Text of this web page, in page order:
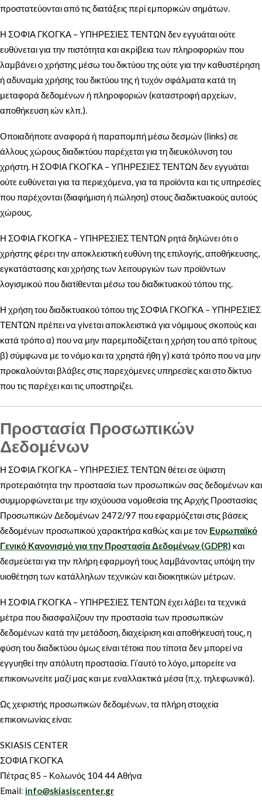
προστατεύονται από τις διατάξεις περί εμπορικών σημάτων.
Η ΣΟΦΙΑ ΓΚΟΓΚΑ – ΥΠΗΡΕΣΙΕΣ ΤΕΝΤΩΝ δεν εγγυάται ούτε
ευθύνεται για την πιστότητα και ακρίβεια των πληροφοριών που
λαμβάνει ο χρήστης μέσω του δικτύου της ούτε για την καθυστέρηση
ή αδυναμία χρήσης του δικτύου της ή τυχόν σφάλματα κατά τη
μεταφορά δεδομένων ή πληροφοριών (καταστροφή αρχείων,
αποθήκευση ιών κλπ.).
Οποιαδήποτε αναφορά ή παραπομπή μέσω δεσμών (links) σε
άλλους χώρους διαδικτύου παρέχεται για τη διευκόλυνση του
χρήστη. Η ΣΟΦΙΑ ΓΚΟΓΚΑ – ΥΠΗΡΕΣΙΕΣ ΤΕΝΤΩΝ δεν εγγυάται
ούτε ευθύνεται για τα περιεχόμενα, για τα προϊόντα και τις υπηρεσίες
που παρέχονται (διαφήμιση ή πώληση) στους διαδικτυακούς αυτούς
χώρους.
Η ΣΟΦΙΑ ΓΚΟΓΚΑ – ΥΠΗΡΕΣΙΕΣ ΤΕΝΤΩΝ ρητά δηλώνει ότι ο
χρήστης φέρει την αποκλειστική ευθύνη της επιλογής, αποθήκευσης,
εγκατάστασης και χρήσης των λειτουργιών των προϊόντων
λογισμικού που διατίθενται μέσω του διαδικτυακού τόπου της.
Η χρήση του διαδικτυακού τόπου της ΣΟΦΙΑ ΓΚΟΓΚΑ – ΥΠΗΡΕΣΙΕΣ
ΤΕΝΤΩΝ πρέπει να γίνεται αποκλειστικά για νόμιμους σκοπούς και
κατά τρόπο α) που να μην παρεμποδίζεται η χρήση του από τρίτους
β) σύμφωνα με το νόμο και τα χρηστά ήθη γ) κατά τρόπο που να μην
προκαλούνται βλάβες στις παρεχόμενες υπηρεσίες και στο δίκτυο
που τις παρέχει και τις υποστηρίζει.
Προστασία Προσωπικών
Δεδομένων
Η ΣΟΦΙΑ ΓΚΟΓΚΑ – ΥΠΗΡΕΣΙΕΣ ΤΕΝΤΩΝ θέτει σε ύψιστη
προτεραιότητα την προστασία των προσωπικών σας δεδομένων και
συμμορφώνεται με την ισχύουσα νομοθεσία της Αρχής Προστασίας
Προσωπικών Δεδομένων 2472/97 που εφαρμόζεται στις βάσεις
δεδομένων προσωπικού χαρακτήρα καθώς και με τον Ευρωπαϊκό
Γενικό Κανονισμό για την Προστασία Δεδομένων (GDPR) και
δεσμεύεται για την πλήρη εφαρμογή τους λαμβάνοντας υπόψη την
υιοθέτηση των κατάλληλων τεχνικών και διοικητικών μέτρων.
Η ΣΟΦΙΑ ΓΚΟΓΚΑ – ΥΠΗΡΕΣΙΕΣ ΤΕΝΤΩΝ έχει λάβει τα τεχνικά
μέτρα που διασφαλίζουν την προστασία των προσωπικών
δεδομένων κατά την μετάδοση, διαχείριση και αποθήκευσή τους, η
φύση του διαδικτύου όμως είναι τέτοια που τίποτα δεν μπορεί να
εγγυηθεί την απόλυτη προστασία. Γι’αυτό το λόγο, μπορείτε να
επικοινωνείτε μαζί μας και με εναλλακτικά μέσα (π.χ. τηλεφωνικά).
Ως χειριστής προσωπικών δεδομένων, τα πλήρη στοιχεία
επικοινωνίας είναι:
SKIASIS CENTER
ΣΟΦΙΑ ΓΚΟΓΚΑ
Πέτρας 85 – Κoλωνός 104 44 Αθήνα
Email: info@skiasiscenter.gr